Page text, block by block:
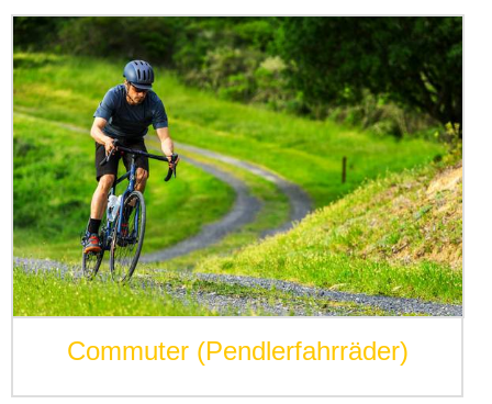
Commuter (Pendlerfahrräder)